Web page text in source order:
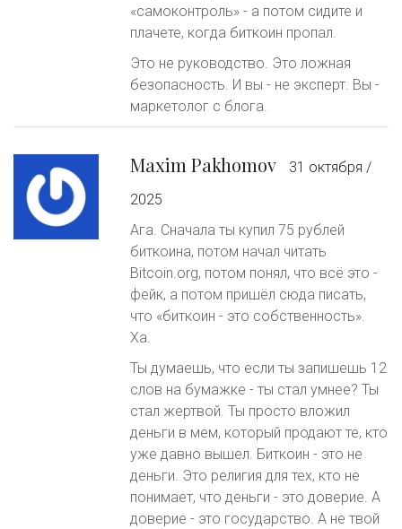
«самоконтроль» - а потом сидите и
плачете, когда биткоин пропал.
Это не руководство. Это ложная
безопасность. И вы - не эксперт. Вы -
маркетолог с блога.
Maxim Pakhomov
31 октября /
2025
Ага. Сначала ты купил 75 рублей
биткоина, потом начал читать
Bitcoin.org, потом понял, что всё это -
фейк, а потом пришёл сюда писать,
что «биткоин - это собственность».
Ха.
Ты думаешь, что если ты запишешь 12
слов на бумажке - ты стал умнее? Ты
стал жертвой. Ты просто вложил
деньги в мем, который продают те, кто
уже давно вышел. Биткоин - это не
деньги. Это религия для тех, кто не
понимает, что деньги - это доверие. А
доверие - это государство. А не твой